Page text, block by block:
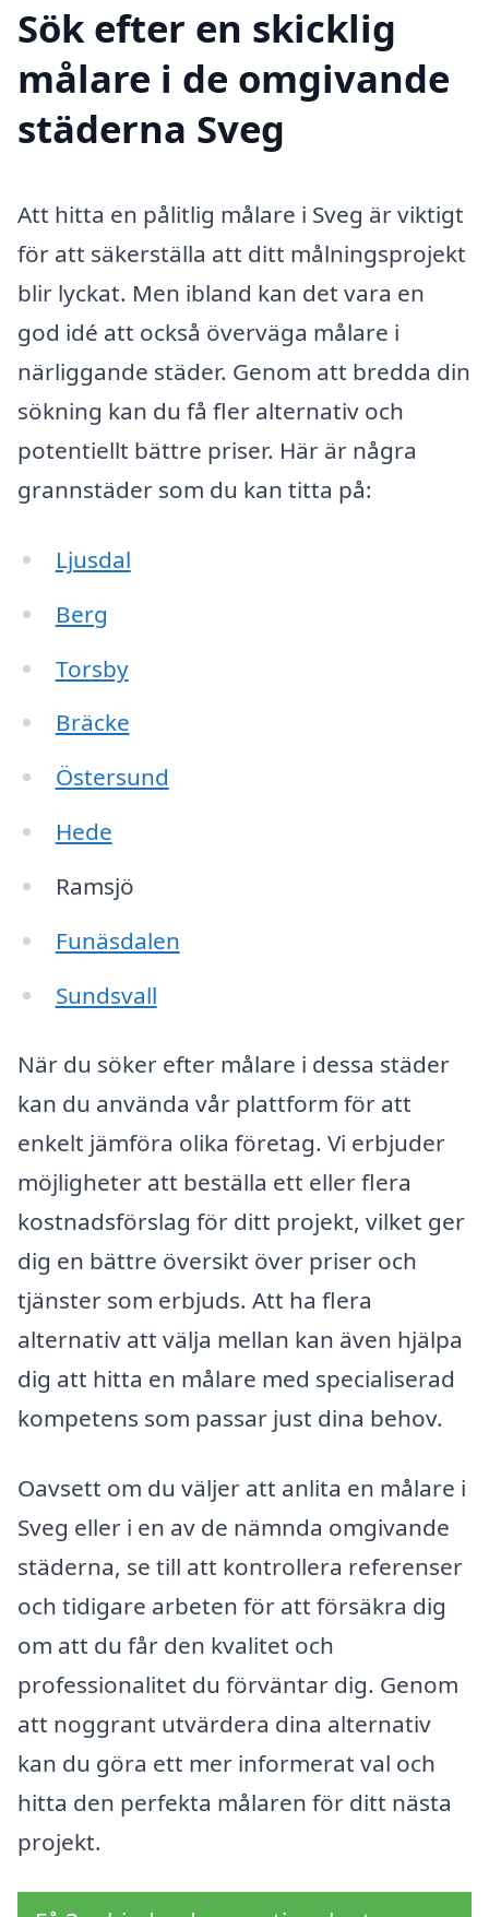
Sök efter en skicklig
målare i de omgivande
städerna Sveg
Att hitta en pålitlig målare i Sveg är viktigt
för att säkerställa att ditt målningsprojekt
blir lyckat. Men ibland kan det vara en
god idé att också överväga målare i
närliggande städer. Genom att bredda din
sökning kan du få fler alternativ och
potentiellt bättre priser. Här är några
grannstäder som du kan titta på:
Ljusdal
Berg
Torsby
Bräcke
Östersund
Hede
Ramsjö
Funäsdalen
Sundsvall
När du söker efter målare i dessa städer
kan du använda vår plattform för att
enkelt jämföra olika företag. Vi erbjuder
möjligheter att beställa ett eller flera
kostnadsförslag för ditt projekt, vilket ger
dig en bättre översikt över priser och
tjänster som erbjuds. Att ha flera
alternativ att välja mellan kan även hjälpa
dig att hitta en målare med specialiserad
kompetens som passar just dina behov.
Oavsett om du väljer att anlita en målare i
Sveg eller i en av de nämnda omgivande
städerna, se till att kontrollera referenser
och tidigare arbeten för att försäkra dig
om att du får den kvalitet och
professionalitet du förväntar dig. Genom
att noggrant utvärdera dina alternativ
kan du göra ett mer informerat val och
hitta den perfekta målaren för ditt nästa
projekt.